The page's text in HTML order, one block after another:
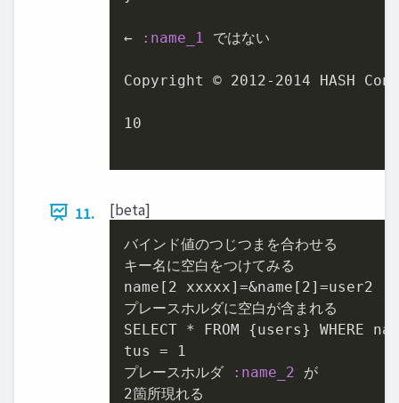
← :name_1 ではない
Copyright © 2012- 2014 HASH
10
11. [beta]
バインド値のつじつまを合わせる
キー名に空白をつけてみる
name[ 2 xxxxx]=&name[ 2]=user2
プレースホルダに空白が含まれる
SELECT * FROM {users} WHERE
tus =
1
プレースホルダ
:name_2
2箇所現れる